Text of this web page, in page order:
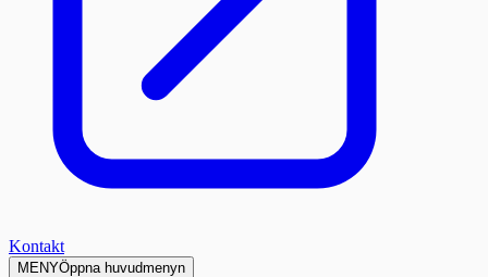
Kontakt
MENYÖppna huvudmenyn